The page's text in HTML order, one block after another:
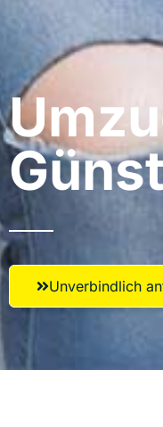
Unverbindlich